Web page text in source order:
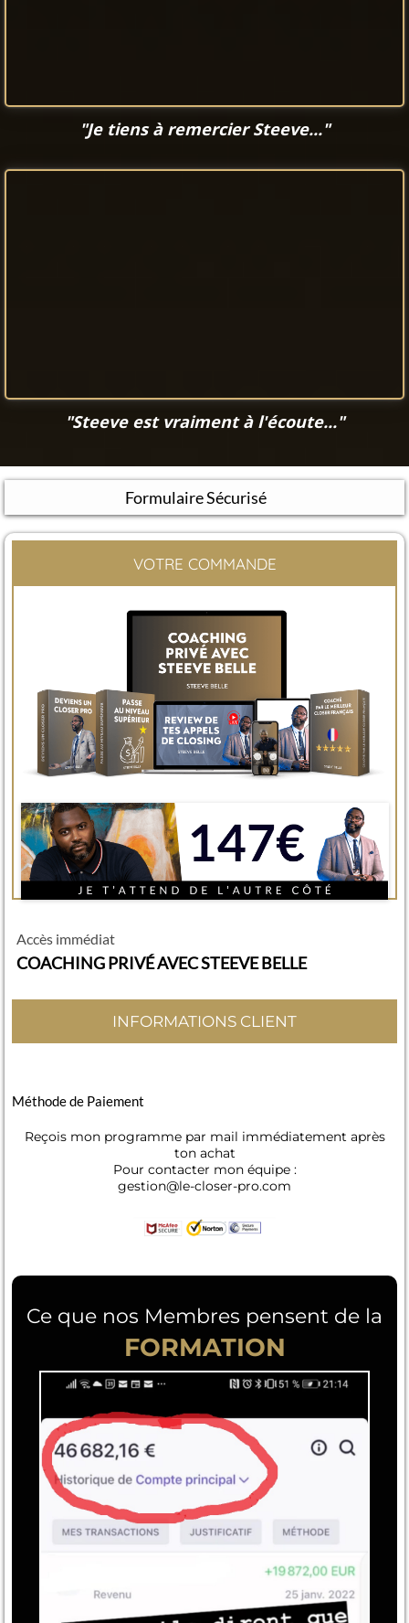
"Je tiens à remercier Steeve..."
"Steeve est vraiment à l'écoute..."
Formulaire Sécurisé
VOTRE COMMANDE
Accès immédiat
COACHING PRIVÉ AVEC STEEVE BELLE
INFORMATIONS CLIENT
Méthode de Paiement
Reçois mon programme par mail immédiatement après
ton achat
Pour contacter mon équipe :
gestion@le-closer-pro.com
Ce que nos Membres pensent de la
FORMATION